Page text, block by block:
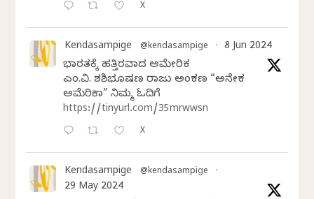
X
Kendasampige @kendasampige · 8 Jun 2024
ಭಾರತಕ್ಕೆ ಹತ್ತಿರವಾದ ಅಮೇರಿಕ
ಎಂ.ವಿ. ಶಶಿಭೂಷಣ ರಾಜು ಅಂಕಣ “ಅನೇಕ
ಅಮೆರಿಕಾ” ನಿಮ್ಮ ಓದಿಗೆ
https://tinyurl.com/35mrwwsn
X
Kendasampige @kendasampige ·
29 May 2024